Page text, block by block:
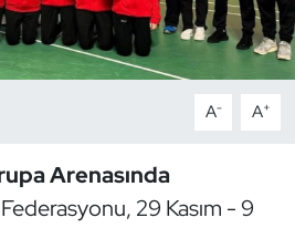
A- A+
Arenasında
29 Kasım - 9